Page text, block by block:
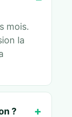
mois.
la
?